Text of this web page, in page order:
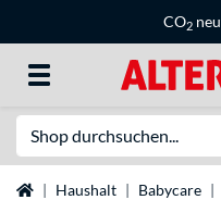
CO2
StartseiteHaushalt Babycare